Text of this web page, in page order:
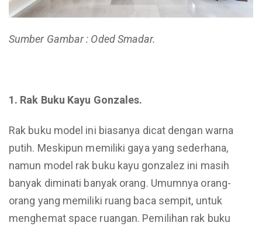
Sumber Gambar : Oded Smadar.
1. Rak Buku Kayu Gonzales.
Rak buku model ini biasanya dicat dengan warna
putih. Meskipun memiliki gaya yang sederhana,
namun model rak buku kayu gonzalez ini masih
banyak diminati banyak orang. Umumnya orang-
orang yang memiliki ruang baca sempit, untuk
menghemat space ruangan. Pemilihan rak buku